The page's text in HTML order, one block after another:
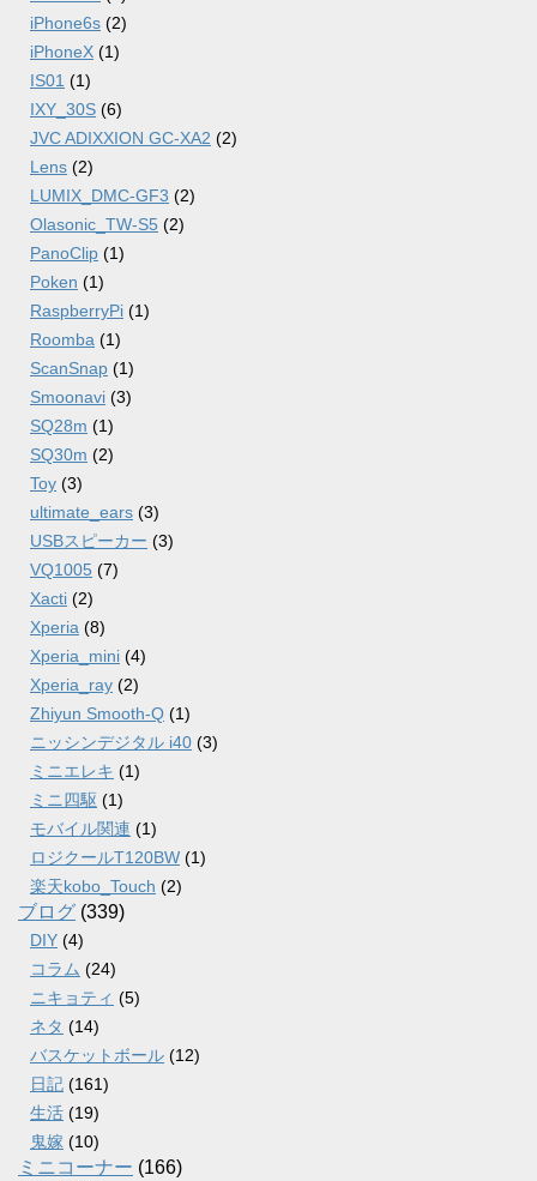
iPhone6s (2)
iPhoneX (1)
IS01 (1)
IXY_30S (6)
JVC ADIXXION GC-XA2 (2)
Lens (2)
LUMIX_DMC-GF3 (2)
Olasonic_TW-S5 (2)
PanoClip (1)
Poken (1)
RaspberryPi (1)
Roomba (1)
ScanSnap (1)
Smoonavi (3)
SQ28m (1)
SQ30m (2)
Toy (3)
ultimate_ears (3)
USBスピーカー (3)
VQ1005 (7)
Xacti (2)
Xperia (8)
Xperia_mini (4)
Xperia_ray (2)
Zhiyun Smooth-Q (1)
ニッシンデジタル i40 (3)
ミニエレキ (1)
ミニ四駆 (1)
モバイル関連 (1)
ロジクールT120BW (1)
楽天kobo_Touch (2)
ブログ (339)
DIY (4)
コラム (24)
ニキョティ (5)
ネタ (14)
バスケットボール (12)
日記 (161)
生活 (19)
鬼嫁 (10)
ミニコーナー (166)